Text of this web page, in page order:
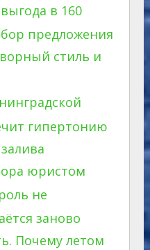
в 160
предложения
стиль и
гипертонию
юристом
не
заново
Почему летом